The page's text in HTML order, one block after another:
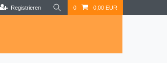
Registrieren 0 0,00 EUR